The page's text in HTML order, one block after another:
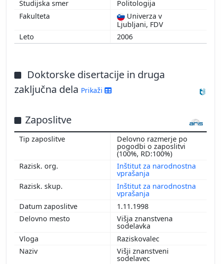
Politologija
Univerza v
Ljubljani, FDV
2006
Doktorske disertacije in druga
zaključna dela Prikaži
Zaposlitve
Delovno razmerje po
pogodbi o zaposlitvi
(100%, RD:100%)
Inštitut za narodnostna
vprašanja
Inštitut za narodnostna
vprašanja
1.11.1998
Višja znanstvena
sodelavka
Raziskovalec
Višji znanstveni
sodelavec